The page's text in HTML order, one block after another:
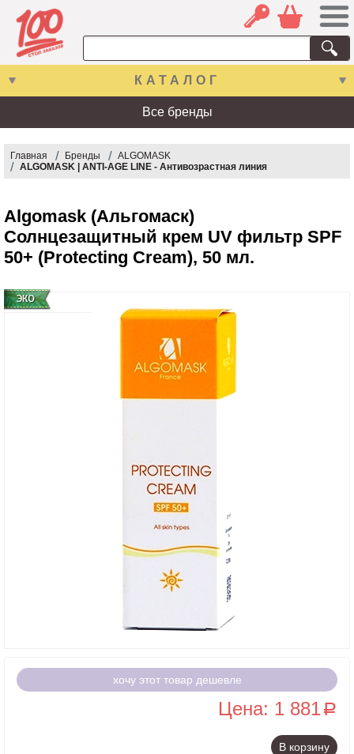
КАТАЛОГ
Все бренды
Главная Бренды
ALGOMASK
ALGOMASK | ANTI-AGE LINE - Антивозрастная линия
Algomask (Альгомаск)
Солнцезащитный крем UV фильтр SPF
50+ (Protecting Cream), 50 мл.
хочу этот товар дешевле
Цена: 1 881a
В корзину